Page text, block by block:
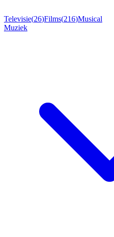
Televisie(26)Films(216)Musical
Muziek